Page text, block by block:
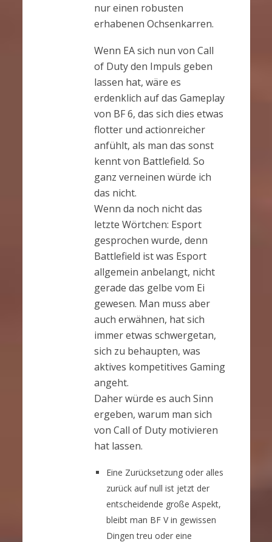
nur einen robusten
erhabenen Ochsenkarren.
Wenn EA sich nun von Call
of Duty den Impuls geben
lassen hat, wäre es
erdenklich auf das Gameplay
von BF 6, das sich dies etwas
flotter und actionreicher
anfühlt, als man das sonst
kennt von Battlefield. So
ganz verneinen würde ich
das nicht.
Wenn da noch nicht das
letzte Wörtchen: Esport
gesprochen wurde, denn
Battlefield ist was Esport
allgemein anbelangt, nicht
gerade das gelbe vom Ei
gewesen. Man muss aber
auch erwähnen, hat sich
immer etwas schwergetan,
sich zu behaupten, was
aktives kompetitives Gaming
angeht.
Daher würde es auch Sinn
ergeben, warum man sich
von Call of Duty motivieren
hat lassen.
Eine Zurücksetzung oder alles
zurück auf null ist jetzt der
entscheidende große Aspekt,
bleibt man BF V in gewissen
Dingen treu oder eine